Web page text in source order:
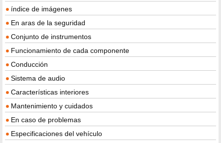
índice de imágenes
En aras de la seguridad
Conjunto de instrumentos
Funcionamiento de cada componente
Conducción
Sistema de audio
Características interiores
Mantenimiento y cuidados
En caso de problemas
Especificaciones del vehículo